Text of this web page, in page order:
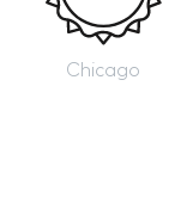
Chicago